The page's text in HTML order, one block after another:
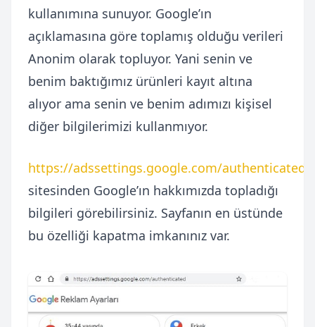
kullanımına sunuyor. Google’ın
açıklamasına göre toplamış olduğu verileri
Anonim olarak topluyor. Yani senin ve
benim baktığımız ürünleri kayıt altına
alıyor ama senin ve benim adımızı kişisel
diğer bilgilerimizi kullanmıyor.
https://adssettings.google.com/authenticated
sitesinden Google’ın hakkımızda topladığı
bilgileri görebilirsiniz. Sayfanın en üstünde
bu özelliği kapatma imkanınız var.